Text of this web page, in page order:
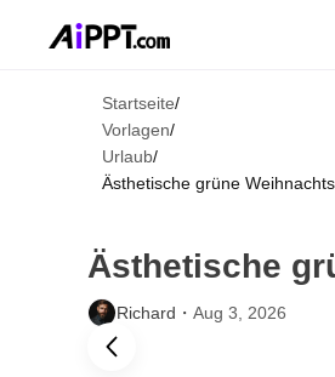
Startseite/
Vorlagen/
Urlaub/
Ästhetische grüne
Ästhetische
Richard・ Aug 3, 2026